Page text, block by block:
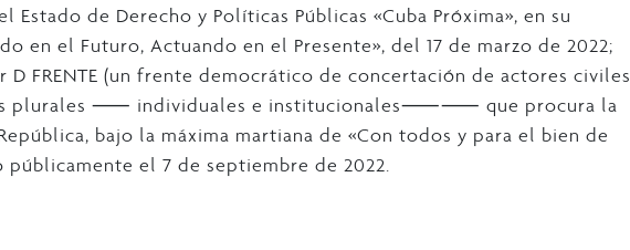
Estado de Derecho y Políticas Públicas «Cuba Próxima», en su
en el Futuro, Actuando en el Presente», del 17 de marzo de 2022;
FRENTE (un frente democrático de concertación de actores civiles
plurales ⸺ individuales e institucionales⸺⸺ que procura la
bajo la máxima martiana de «Con todos y para el bien de
públicamente el 7 de septiembre de 2022.